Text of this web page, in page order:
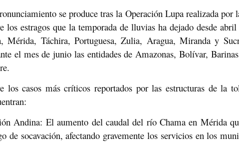
se produce tras la Operación Lupa realizada por
los estragos que la temporada de lluvias ha dejado desde
Mérida, Táchira, Portuguesa, Zulia, Aragua, Miranda y
el mes de junio las entidades de Amazonas, Bolívar,
los casos más críticos reportados por las estructuras de la
Andina: El aumento del caudal del río Chama en Mérida
de socavación, afectando gravemente los servicios en los